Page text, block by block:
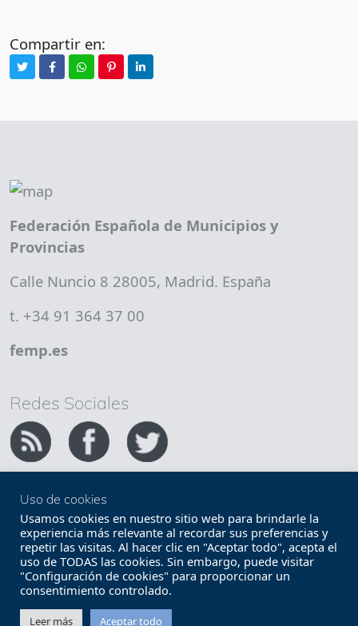
Compartir en:
Federación Española de Municipios y
Provincias
Calle Nuncio 8 28005, Madrid. España
t. +34 91 364 37 00
femp.es
Redes Sociales
Copyright FEMP
Accesibilidad
Términos legales
Política de privacidad
Términos y condiciones de uso
Mapa web
Contacto
Uso de cookies
Usamos cookies en nuestro sitio web para brindarle la
experiencia más relevante al recordar sus preferencias y
repetir las visitas. Al hacer clic en "Aceptar todo", acepta el
uso de TODAS las cookies. Sin embargo, puede visitar
"Configuración de cookies" para proporcionar un
consentimiento controlado.
Leer más Aceptar todo